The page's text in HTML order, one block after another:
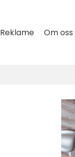
Reklame Om oss